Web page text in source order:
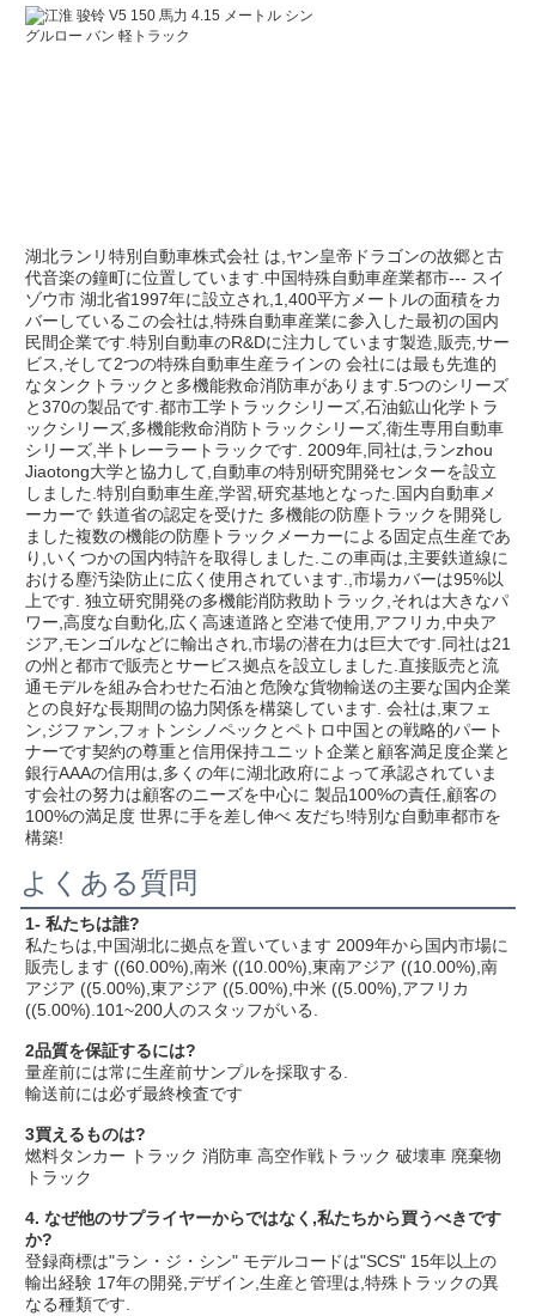
湖北ランリ特別自動車株式会社 は,ヤン皇帝ドラゴンの故郷と古
代音楽の鐘町に位置しています.中国特殊自動車産業都市--- スイ
ゾウ市 湖北省1997年に設立され,1,400平方メートルの面積をカ
バーしているこの会社は,特殊自動車産業に参入した最初の国内
民間企業です.特別自動車のR&Dに注力しています製造,販売,サー
ビス,そして2つの特殊自動車生産ラインの 会社には最も先進的
なタンクトラックと多機能救命消防車があります.5つのシリーズ
と370の製品です.都市工学トラックシリーズ,石油鉱山化学トラ
ックシリーズ,多機能救命消防トラックシリーズ,衛生専用自動車
シリーズ,半トレーラートラックです. 2009年,同社は,ランzhou
Jiaotong大学と協力して,自動車の特別研究開発センターを設立
しました.特別自動車生産,学習,研究基地となった.国内自動車メ
ーカーで 鉄道省の認定を受けた 多機能の防塵トラックを開発し
ました複数の機能の防塵トラックメーカーによる固定点生産であ
り,いくつかの国内特許を取得しました.この車両は,主要鉄道線に
おける塵汚染防止に広く使用されています.,市場カバーは95%以
上です. 独立研究開発の多機能消防救助トラック,それは大きなパ
ワー,高度な自動化,広く高速道路と空港で使用,アフリカ,中央ア
ジア,モンゴルなどに輸出され,市場の潜在力は巨大です.同社は21
の州と都市で販売とサービス拠点を設立しました.直接販売と流
通モデルを組み合わせた石油と危険な貨物輸送の主要な国内企業
との良好な長期間の協力関係を構築しています. 会社は,東フェ
ン,ジファン,フォトンシノペックとペトロ中国との戦略的パート
ナーです契約の尊重と信用保持ユニット企業と顧客満足度企業と
銀行AAAの信用は,多くの年に湖北政府によって承認されていま
す会社の努力は顧客のニーズを中心に 製品100%の責任,顧客の
100%の満足度 世界に手を差し伸べ 友だち!特別な自動車都市を
構築!
よくある質問
1- 私たちは誰?
私たちは,中国湖北に拠点を置いています 2009年から国内市場に
販売します ((60.00%),南米 ((10.00%),東南アジア ((10.00%),南
アジア ((5.00%),東アジア ((5.00%),中米 ((5.00%),アフリカ
((5.00%).101~200人のスタッフがいる.
2品質を保証するには?
量産前には常に生産前サンプルを採取する.
輸送前には必ず最終検査です
3買えるものは?
燃料タンカー トラック 消防車 高空作戦トラック 破壊車 廃棄物
トラック
4. なぜ他のサプライヤーからではなく,私たちから買うべきです
か?
登録商標は"ラン・ジ・シン" モデルコードは"SCS" 15年以上の
輸出経験 17年の開発,デザイン,生産と管理は,特殊トラックの異
なる種類です.